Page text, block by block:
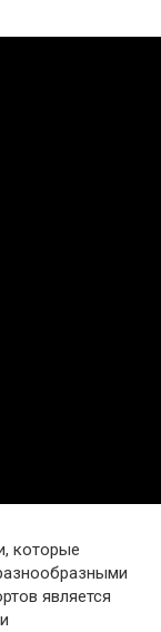
которые
является